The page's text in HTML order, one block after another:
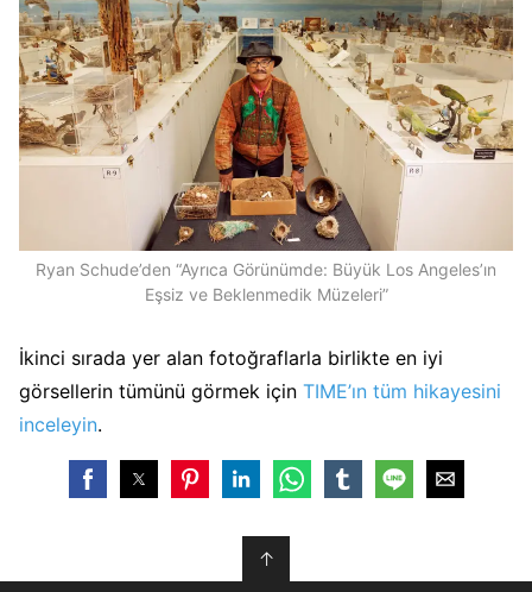
Ryan Schude’den “Ayrıca Görünümde: Büyük Los Angeles’ın
Eşsiz ve Beklenmedik Müzeleri”
İkinci sırada yer alan fotoğraflarla birlikte en iyi
görsellerin tümünü görmek için TIME’ın tüm hikayesini
inceleyin.
↑